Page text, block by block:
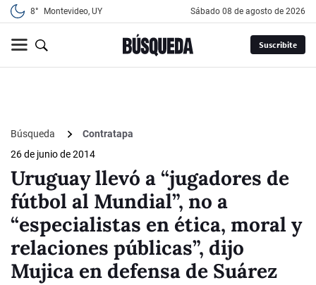
8° Montevideo, UY sábado 08 de agosto de 2026
Suscribite
Búsqueda
Contratapa
26 de junio de 2014
Uruguay llevó a “jugadores de
fútbol al Mundial”, no a
“especialistas en ética, moral y
relaciones públicas”, dijo
Mujica en defensa de Suárez